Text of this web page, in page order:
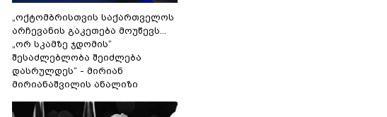
„ოქტომბრისთვის საქართველოს
არჩევანის გაკეთება მოუწევს...
„ორ სკამზე ჯდომის“
შესაძლებლობა შეიძლება
დასრულდეს“ - მირიან
მირიანაშვილის ანალიზი